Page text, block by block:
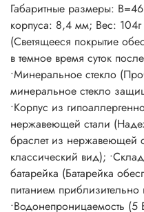
Габаритные размеры:
корпуса: 8,4 мм; Вес:
(Светящееся покрытие
в темное время суток
•Минеральное стекло
минеральное стекло
•Корпус из
нержавеющей стали
браслет из нержавеющей
классический вид);
батарейка (Батарейка
питанием приблизительно
•Водонепроницаемость